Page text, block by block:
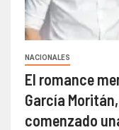
NACIONALES
El romance
García
comenzado